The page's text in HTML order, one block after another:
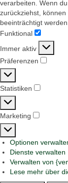
verarbeiten. Wenn
zurückziehst,
beeinträchtigt werden.
Funktional
Funktional
Immer aktiv
Präferenzen
Präferenzen
Statistiken
Statistiken
Marketing
Marketing
Optionen
Dienste verwalten
Verwalten von
Lese mehr über